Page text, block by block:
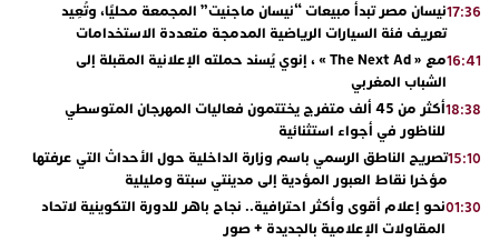
17:36نيسان مصر تبدأ مبيعات “نيسان ماجنيت” المجمعة محليًا، وتُعِيد
تعريف فئة السيارات الرياضية المدمجة متعددة الاستخدامات
16:41
مع « The Next Ad » ، إنوي يُسند حملته الإعلانية المقبلة إلى
الشباب المغربي
18:38
أكثر من 45 ألف متفرج يختتمون فعاليات المهرجان المتوسطي
للناظور في أجواء استثنائية
15:10تصريح الناطق الرسمي باسم وزارة الداخلية حول الأحداث التي عرفتها
مؤخرا نقاط العبور المؤدية إلى مدينتي سبتة ومليلية
01:30نحو إعلام أقوى وأكثر احترافية.. نجاح باهر للدورة التكوينية لاتحاد
المقاولات الإعلامية بالجديدة + صور